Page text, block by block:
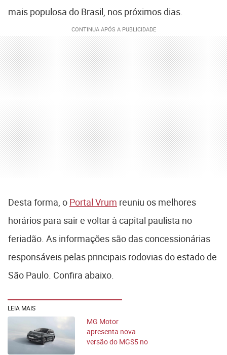
mais populosa do Brasil, nos próximos dias.
Desta forma, o Portal Vrum reuniu os melhores
horários para sair e voltar à capital paulista no
feriadão. As informações são das concessionárias
responsáveis pelas principais rodovias do estado de
São Paulo. Confira abaixo.
LEIA MAIS
MG Motor
apresenta nova
versão do MGS5 no